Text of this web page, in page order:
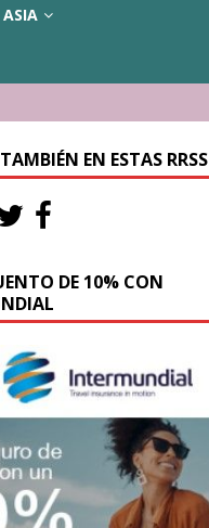
ASIA
EN ESTAS RRSS
DE 10% CON